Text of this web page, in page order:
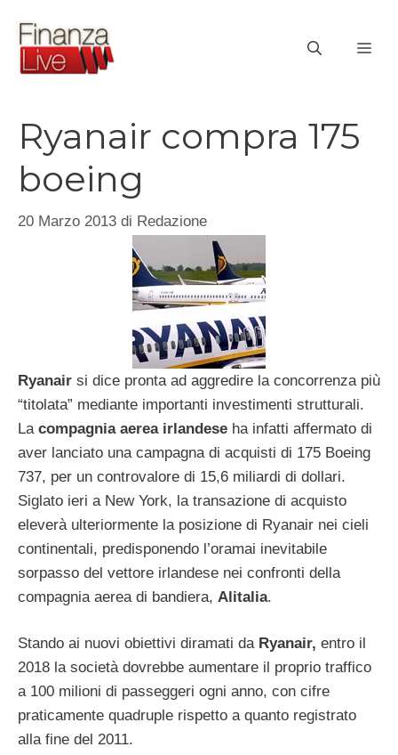
contenuto
Ryanair compra 175
boeing
20 Marzo 2013 di Redazione
Ryanair si dice pronta ad aggredire la concorrenza più
“titolata” mediante importanti investimenti strutturali.
La compagnia aerea irlandese ha infatti affermato di
aver lanciato una campagna di acquisti di 175 Boeing
737, per un controvalore di 15,6 miliardi di dollari.
Siglato ieri a New York, la transazione di acquisto
eleverà ulteriormente la posizione di Ryanair nei cieli
continentali, predisponendo l’oramai inevitabile
sorpasso del vettore irlandese nei confronti della
compagnia aerea di bandiera, Alitalia.
Stando ai nuovi obiettivi diramati da Ryanair, entro il
2018 la società dovrebbe aumentare il proprio traffico
a 100 milioni di passeggeri ogni anno, con cifre
praticamente quadruple rispetto a quanto registrato
alla fine del 2011.